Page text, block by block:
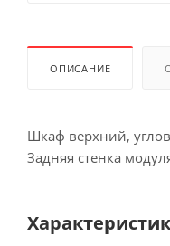
ОПИСАНИЕ
Шкаф верхний,
Задняя стенка